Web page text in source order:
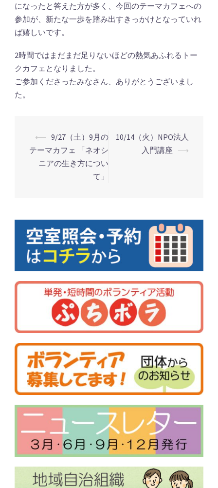
になったと答えた方が多く、今回のテーマカフェへの
参加が、新たな一歩を踏み出すきっかけとなっていれ
ば嬉しいです。
2時間ではまだまだ足りないほどの熱気あふれるトー
クカフェとなりました。
ご参加くださったみなさん、ありがとうございまし
た。
投
ー
シ
ョ
ン
⟵ 9/27（土）9月の
テーマカフェ 「ネオシ
ニアの生き方につい
て」
10/14（火）NPO法人
入門講座 ⟶